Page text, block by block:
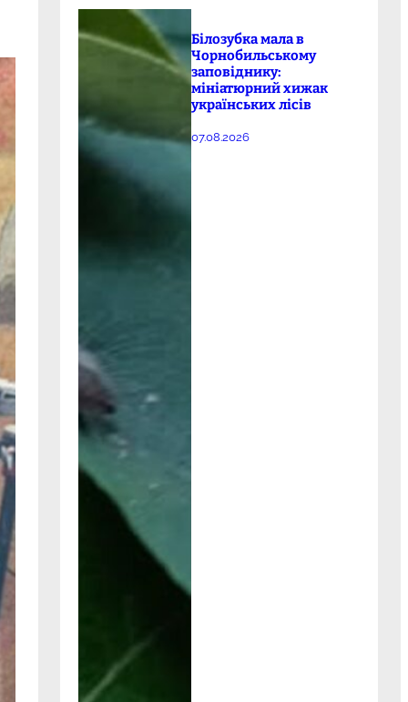
Білозубка мала в
Чорнобильському
заповіднику:
мініатюрний хижак
українських лісів
07.08.2026